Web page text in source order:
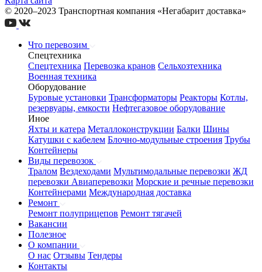
© 2020–2023 Транспортная компания «Негабарит доставка»
Что перевозим
Спецтехника
Спецтехника Перевозка кранов Сельхозтехника
Военная техника
Оборудование
Буровые установки Трансформаторы Реакторы Котлы,
резервуары, емкости Нефтегазовое оборудование
Иное
Яхты и катера Металлоконструкции Балки Шины
Катушки с кабелем Блочно-модульные строения Трубы
Контейнеры
Виды перевозок
Тралом Вездеходами Мультимодальные перевозки ЖД
перевозки Авиаперевозки Морские и речные перевозки
Контейнерами Международная доставка
Ремонт
Ремонт полуприцепов Ремонт тягачей
Вакансии
Полезное
О компании
О нас Отзывы Тендеры
Контакты